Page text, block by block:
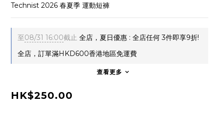
Technist 2026 春夏季 運動短褲
至08/31 16:00截止 全店，夏日優惠 : 全店任何 3件即享9折!
全店，訂單滿HKD600香港地區免運費
查看更多
HK$250.00